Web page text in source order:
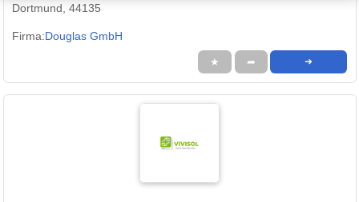
Dortmund, 44135
Firma:Douglas GmbH
★ ➦ ➜